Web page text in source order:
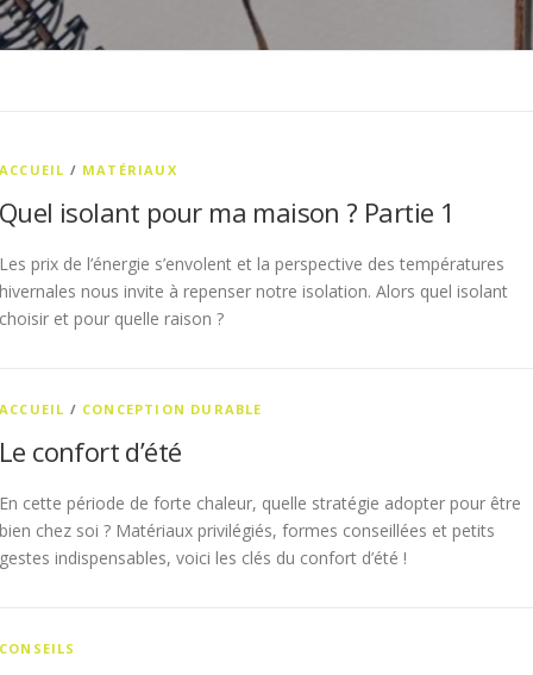
ACCUEIL / MATÉRIAUX
Quel isolant pour ma maison ? Partie 1
Les prix de l’énergie s’envolent et la perspective des températures
hivernales nous invite à repenser notre isolation. Alors quel isolant
choisir et pour quelle raison ?
ACCUEIL / CONCEPTION DURABLE
Le confort d’été
En cette période de forte chaleur, quelle stratégie adopter pour être
bien chez soi ? Matériaux privilégiés, formes conseillées et petits
gestes indispensables, voici les clés du confort d’été !
CONSEILS